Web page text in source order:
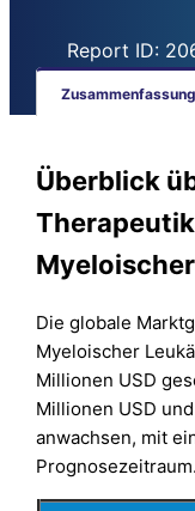
Report ID:
Zusammenfassung
Überblick
Die globale
Myeloischer
Millionen USD
Millionen USD
anwachsen, mit
Prognosezeitraum.